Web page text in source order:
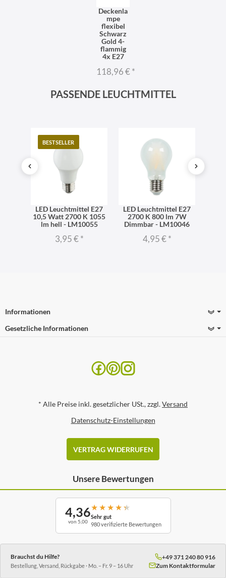
Deckenla
mpe
flexibel
Schwarz
Gold 4-
flammig
4x E27
118,96 €*
PASSENDE LEUCHTMITTEL
BESTSELLER
LED Leuchtmittel E27
10,5 Watt 2700 K 1055
lm hell - LM10055
3,95 €*
LED Leuchtmittel E27
2700 K 800 lm 7W
Dimmbar - LM10046
4,95 €*
Informationen
Gesetzliche Informationen
* Alle Preise inkl. gesetzlicher USt., zzgl.Versand
Datenschutz-Einstellungen
VERTRAG WIDERRUFEN
Unsere Bewertungen
4,36
von 5,00
★ ★ ★ ★ ★
Sehr gut
980 verifizierte Bewertungen
Brauchst du Hilfe?
Bestellung, Versand, Rückgabe · Mo. – Fr. 9 – 16 Uhr
+49 371 240 80 916
Zum Kontaktformular